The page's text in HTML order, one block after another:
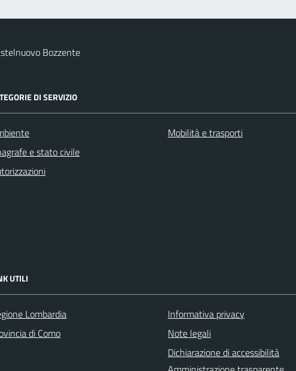
Bozzente
DI SERVIZIO
e stato civile
Mobilità e trasporti
UTILI
Lombardia
di Como
Informativa privacy
Note legali
Dichiarazione di accessibilità